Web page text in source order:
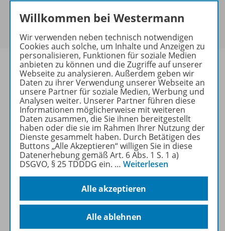
Studenten/Studentinnen und Universitätslehrenden
Produktinformationen
Beschreibung
Lizenzbedingungen
Systemvoraussetzungen
Willkommen bei Westermann
Wir verwenden neben technisch notwendigen
Cookies auch solche, um Inhalte und Anzeigen zu
personalisieren, Funktionen für soziale Medien
anbieten zu können und die Zugriffe auf unserer
Webseite zu analysieren. Außerdem geben wir
Daten zu ihrer Verwendung unserer Webseite an
unsere Partner für soziale Medien, Werbung und
Analysen weiter. Unserer Partner führen diese
Informationen möglicherweise mit weiteren
Daten zusammen, die Sie ihnen bereitgestellt
haben oder die sie im Rahmen Ihrer Nutzung der
Dienste gesammelt haben. Durch Betätigen des
Buttons „Alle Akzeptieren“ willigen Sie in diese
Datenerhebung gemäß Art. 6 Abs. 1 S. 1 a)
DSGVO, § 25 TDDDG ein. … Weiterlesen
Alle akzeptieren
Alle ablehnen